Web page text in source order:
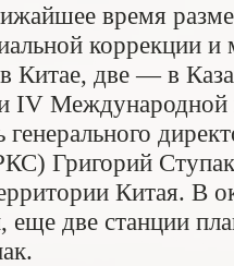
время
коррекции
две — в
IV Международной
генерального
Григорий
Китая. В
еще две станции